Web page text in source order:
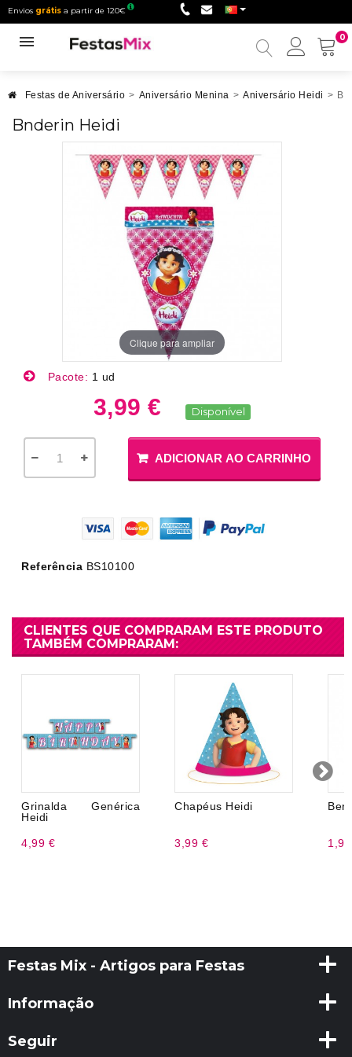
Envios grátis a partir de 120€
0
Minha
Festas de Aniversário > Aniversário Menina > Aniversário Heidi >
Bnderin Heidi
Clique para ampliar
Pacote: 1 ud
3,99 € Disponível
ADICIONAR AO CARRINHO
Referência BS10100
CLIENTES QUE COMPRARAM ESTE PRODUTO
TAMBÉM COMPRARAM:
Grinalda Genérica
Heidi
4,99 €
Chapéus Heidi
3,99 €
Festas Mix - Artigos para Festas
Informação
Seguir